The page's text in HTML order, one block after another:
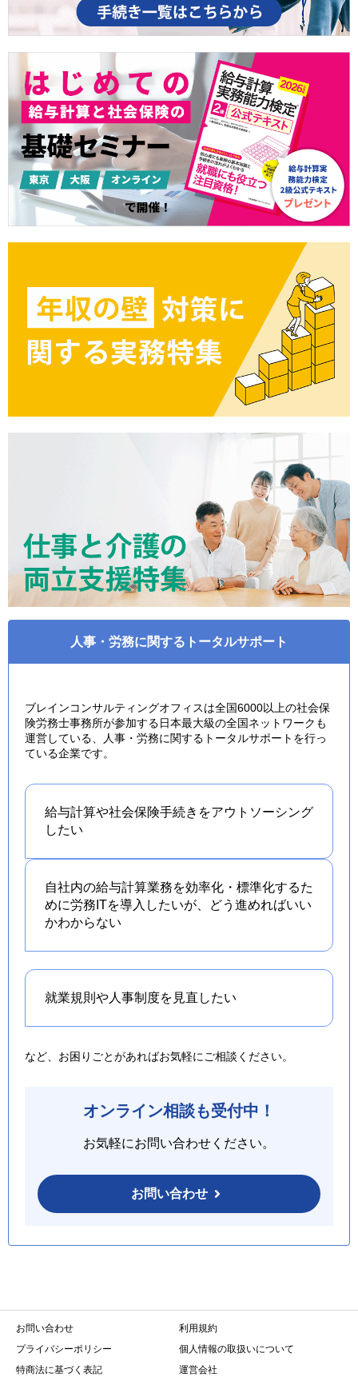
人事・労務に関するトータルサポート
ブレインコンサルティングオフィスは全国6000以上の社会保
険労務士事務所が参加する日本最大級の全国ネットワークも
運営している、人事・労務に関するトータルサポートを行っ
ている企業です。
給与計算や社会保険手続きをアウトソーシング
したい
自社内の給与計算業務を効率化・標準化するた
めに労務ITを導入したいが、どう進めればいい
かわからない
就業規則や人事制度を 見直したい
など、お困りごとがあればお気軽にご相談ください。
オンライン相談も受付中！
お気軽にお問い合わせください。
お問い合わせ
お問い合わせ
利用規約
プライバシーポリシー
個人情報の取扱いについて
特商法に基づく表記
運営会社